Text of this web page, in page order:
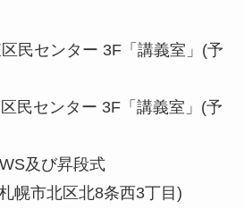
民センター 3F「講義室」(予
民センター 3F「講義室」(予
及び昇段式
幌市北区北8条西3丁目)